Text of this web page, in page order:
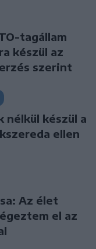
tagállam
készül az
szerint
nélkül készül a
ellen
Az élet
el az